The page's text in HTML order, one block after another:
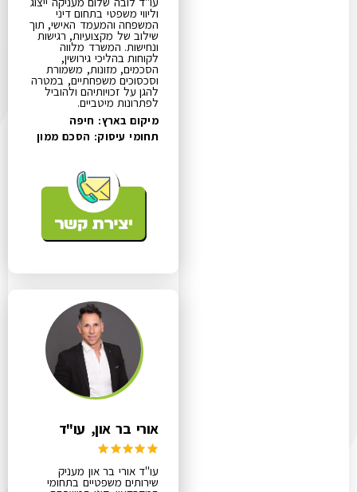
וליווי משפטי בתחום דיני
המשפחה והמעמד האישי, תוך
שילוב של מקצועיות, רגישות
ונחישות. המשרד מלווה
לקוחות בהליכי גירושין,
הסכמים, מזונות, משמורת
וסכסוכים משפחתיים, במטרה
להגן על זכויותיהם ולהוביל
לפתרונות מיטביים.
מיקום בארץ: חיפה
תחומי עיסוק: הסכם ממון
אורי בר און, עו"ד
עו"ד אורי בר און מעניק
שירותים משפטיים בתחומי